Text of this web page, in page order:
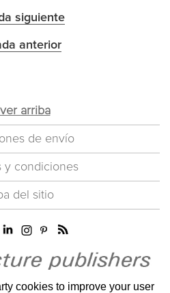
siguiente
anterior
arriba
de envío
y condiciones
del sitio
cookies to improve your user